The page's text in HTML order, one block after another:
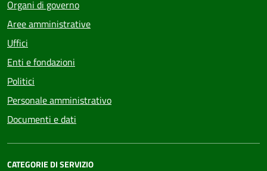
Organi di governo
Aree amministrative
Uffici
Enti e fondazioni
Politici
Personale amministrativo
Documenti e dati
CATEGORIE DI SERVIZIO